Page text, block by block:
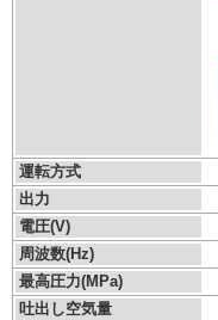
運転方式
出力
電圧(V)
周波数(Hz)
最高圧力(MPa)
吐出し空気量